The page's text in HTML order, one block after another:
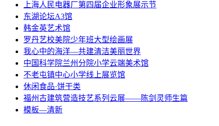
上海人民电器厂第四届企业形象展示节
东湖论坛A3馆
韩金英艺术馆
罗丹艺校美院少年班大型绘画展
我心中的海洋—共建清洁美丽世界
中国科学院兰州分院小学云端美术馆
不老屯镇中心小学线上展览馆
休闲食品·饼干类
福州古建筑营造技艺系列云展——陈剑灵师生篇
模板—清新